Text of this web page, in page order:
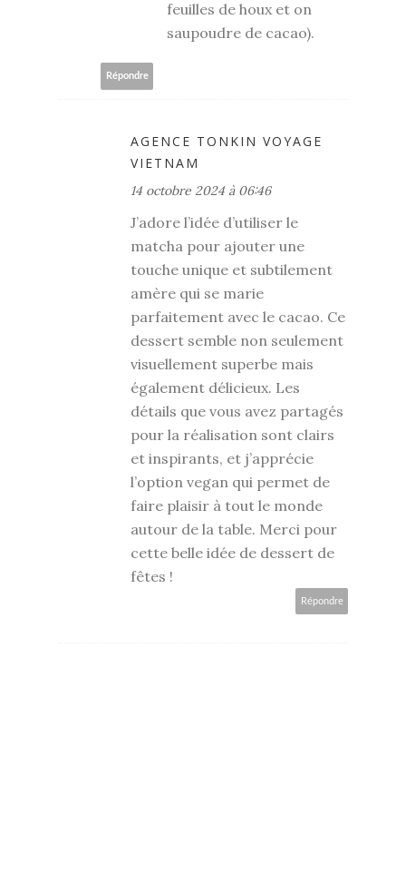
feuilles de houx et on
saupoudre de cacao).
Répondre
AGENCE TONKIN VOYAGE
VIETNAM
14 octobre 2024 à 06:46
J’adore l’idée d’utiliser le
matcha pour ajouter une
touche unique et subtilement
amère qui se marie
parfaitement avec le cacao. Ce
dessert semble non seulement
visuellement superbe mais
également délicieux. Les
détails que vous avez partagés
pour la réalisation sont clairs
et inspirants, et j’apprécie
l’option vegan qui permet de
faire plaisir à tout le monde
autour de la table. Merci pour
cette belle idée de dessert de
fêtes !
Répondre